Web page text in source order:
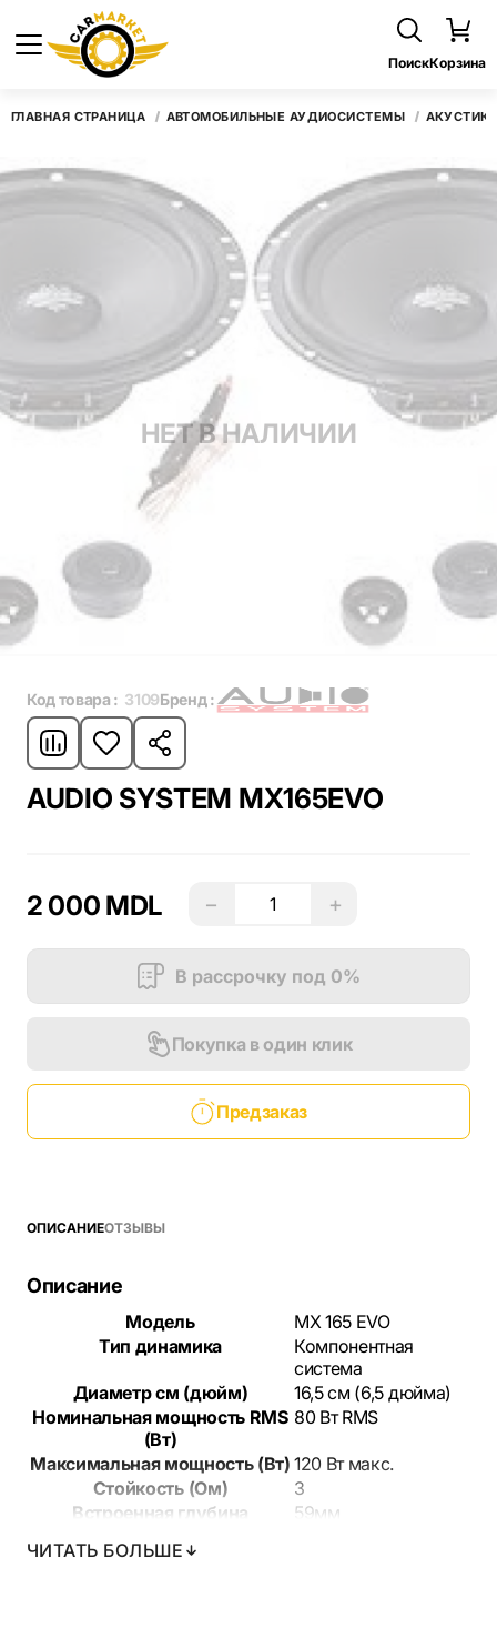
ПоискКорзина
ГЛАВНАЯ СТРАНИЦА АВТОМОБИЛЬНЫЕ АУДИОСИСТЕМЫ
НЕТ В НАЛИЧИИ
Код товара : 3109Бренд :
AUDIO SYSTEM MX165EVO
2 000 MDL − +
В рассрочку под 0%
Покупка в один клик
Предзаказ
ОПИСАНИЕОТЗЫВЫ
Описание
Модель
MX 165 EVO
Тип динамика
Компонентная
система
Диаметр см (дюйм)
16,5 см (6,5 дюйма)
Номинальная мощность RMS
(Вт)
80 Вт RMS
Максимальная мощность (Вт) 120 Вт макс.
Стойкость (Ом)
3
Встроенная глубина
59мм
ЧИТАТЬ БОЛЬШЕ